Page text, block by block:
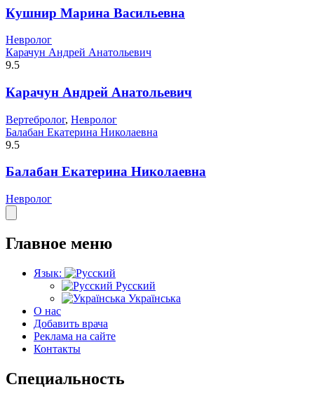
Кушнир Марина Васильевна
Невролог
Карачун Андрей Анатольевич
9.5
Карачун Андрей Анатольевич
Вертебролог, Невролог
Балабан Екатерина Николаевна
9.5
Балабан Екатерина Николаевна
Невролог
Главное меню
Язык:
Русский
Українська
О нас
Добавить врача
Реклама на сайте
Контакты
Специальность